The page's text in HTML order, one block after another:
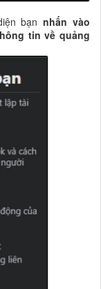
bạnnhấn vào
tin về quảng